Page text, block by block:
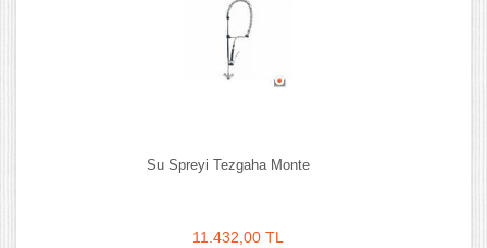
Su Spreyi Tezgaha Monte
11.432,00 TL